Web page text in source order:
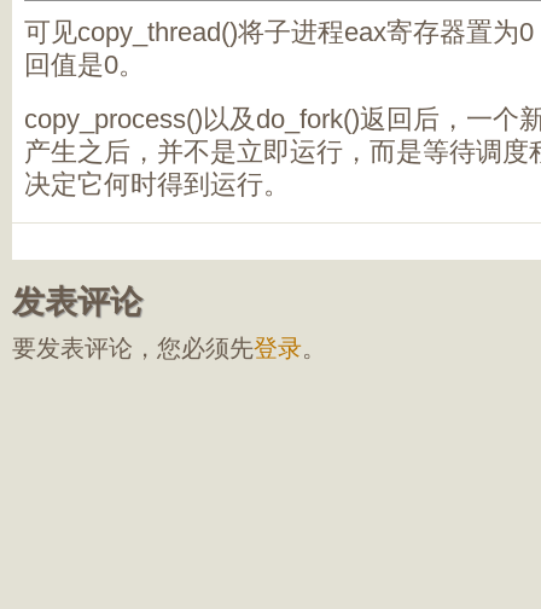
可见copy_thread()将子进程eax寄存器置为
回值是0。
copy_process()以及do_fork()返回后，一个
产生之后，并不是立即运行，而是等待调
决定它何时得到运行。
发表评论
要发表评论，您必须先登录。